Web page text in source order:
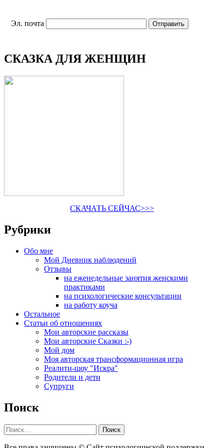
Эл. почта
СКАЗКА ДЛЯ ЖЕНЩИН
СКАЧАТЬ СЕЙЧАС>>>
Рубрики
Обо мне
Мой Дневник наблюдений
Отзывы
на еженедельные занятия женскими
практиками
на психологические консультации
на работу коуча
Остальное
Статьи об отношениях
Мои авторские рассказы
Мои авторские Сказки :-)
Мой дом
Моя авторская трансформационная игра
Реалити-шоу "Искра"
Родители и дети
Супруги
Поиск
Найти: